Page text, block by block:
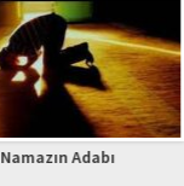
Cuma Süresi Okunuşu